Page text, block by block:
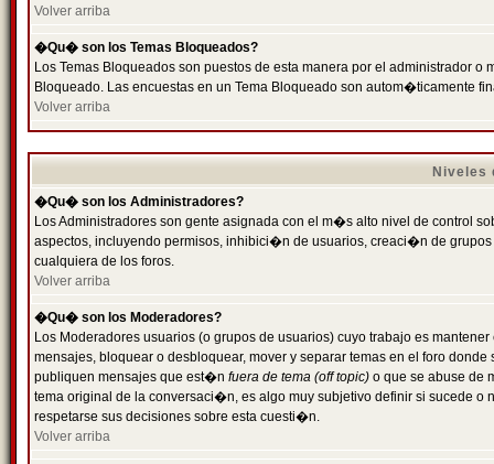
Volver arriba
�Qu� son los Temas Bloqueados?
Los Temas Bloqueados son puestos de esta manera por el administrador
Bloqueado. Las encuestas en un Tema Bloqueado son autom�ticamente
Volver arriba
Niveles
�Qu� son los Administradores?
Los Administradores son gente asignada con el m�s alto nivel de control
aspectos, incluyendo permisos, inhibici�n de usuarios, creaci�n de
cualquiera de los foros.
Volver arriba
�Qu� son los Moderadores?
Los Moderadores usuarios (o grupos de usuarios) cuyo trabajo es
mensajes, bloquear o desbloquear, mover y separar temas en el foro
publiquen mensajes que est�n fuera de tema (off topic) o que se abuse de
tema original de la conversaci�n, es algo muy subjetivo definir si sucede
respetarse sus decisiones sobre esta cuesti�n.
Volver arriba